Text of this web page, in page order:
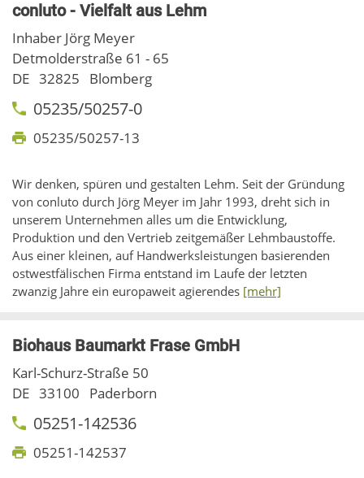
conluto - Vielfalt aus Lehm
Inhaber Jörg Meyer
Detmolderstraße 61 - 65
DE 32825 Blomberg
05235/50257-0
05235/50257-13
Wir denken, spüren und gestalten Lehm. Seit der Gründung
von conluto durch Jörg Meyer im Jahr 1993, dreht sich in
unserem Unternehmen alles um die Entwicklung,
Produktion und den Vertrieb zeitgemäßer Lehmbaustoffe.
Aus einer kleinen, auf Handwerksleistungen basierenden
ostwestfälischen Firma entstand im Laufe der letzten
zwanzig Jahre ein europaweit agierendes [mehr]
Biohaus Baumarkt Frase GmbH
Karl-Schurz-Straße 50
DE 33100 Paderborn
05251-142536
05251-142537